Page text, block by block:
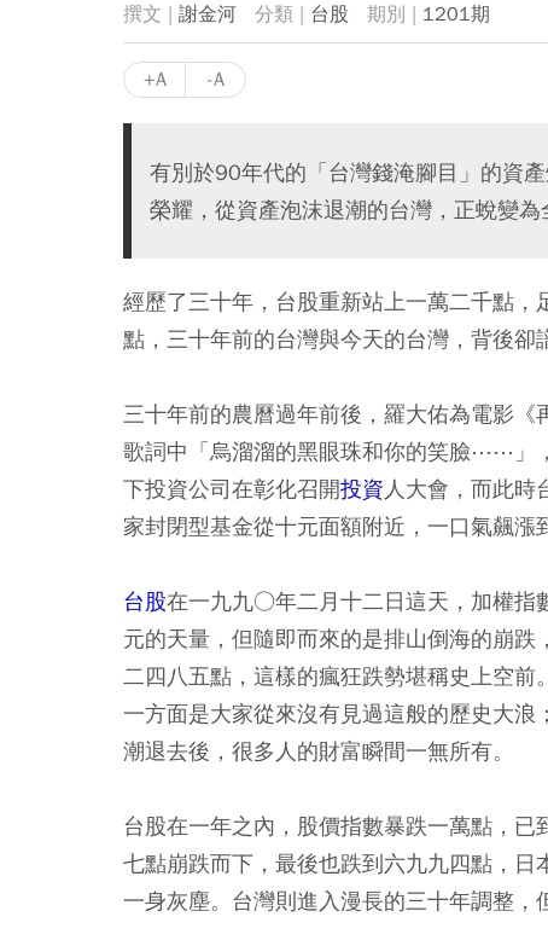
謝金河 台股 1201期
+A -A
有別於90年代的「台灣錢淹腳目」的資
榮耀，從資產泡沫退潮的台灣，正蛻變為
經歷了三十年，台股重新站上一萬二千點
點，三十年前的台灣與今天的台灣，背後卻
三十年前的農曆過年前後，羅大佑為電影
歌詞中「烏溜溜的黑眼珠和你的笑臉⋯⋯」
下投資公司在彰化召開投資 人大會，而此時
家封閉型基金從十元面額附近，一口氣飆漲
台股在一九九○年二月十二日這天，加權指
元的天量，但隨即而來的是排山倒海的崩
二四八五點，這樣的瘋狂跌勢堪稱史上空前
一方面是大家從來沒有見過這般的歷史大
潮退去後，很多人的財富瞬間一無所有。
台股在一年之內，股價指數暴跌一萬點，
七點崩跌而下，最後也跌到六九九四點，
一身灰塵。台灣則進入漫長的三十年調整，